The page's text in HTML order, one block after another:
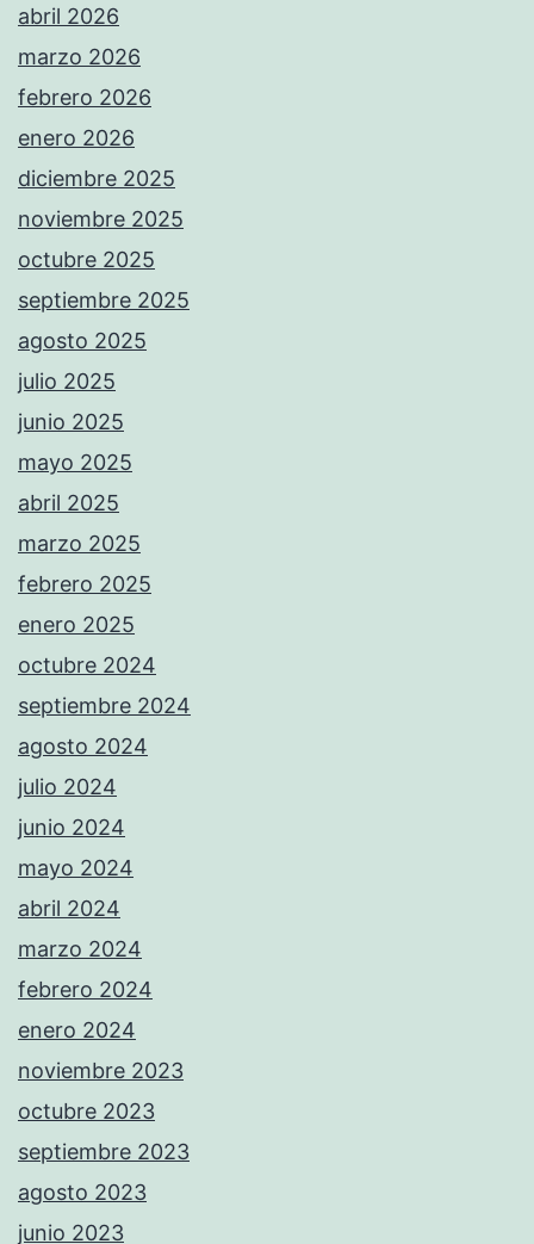
abril 2026
marzo 2026
febrero 2026
enero 2026
diciembre 2025
noviembre 2025
octubre 2025
septiembre 2025
agosto 2025
julio 2025
junio 2025
mayo 2025
abril 2025
marzo 2025
febrero 2025
enero 2025
octubre 2024
septiembre 2024
agosto 2024
julio 2024
junio 2024
mayo 2024
abril 2024
marzo 2024
febrero 2024
enero 2024
noviembre 2023
octubre 2023
septiembre 2023
agosto 2023
junio 2023